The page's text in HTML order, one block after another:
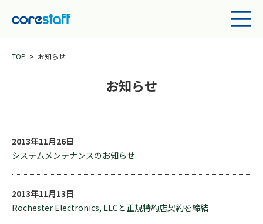
TOP お知らせ
お知らせ
2013年11月26日
システムメンテナンスのお知らせ
2013年11月13日
Rochester Electronics, LLCと正規特約店契約を締結